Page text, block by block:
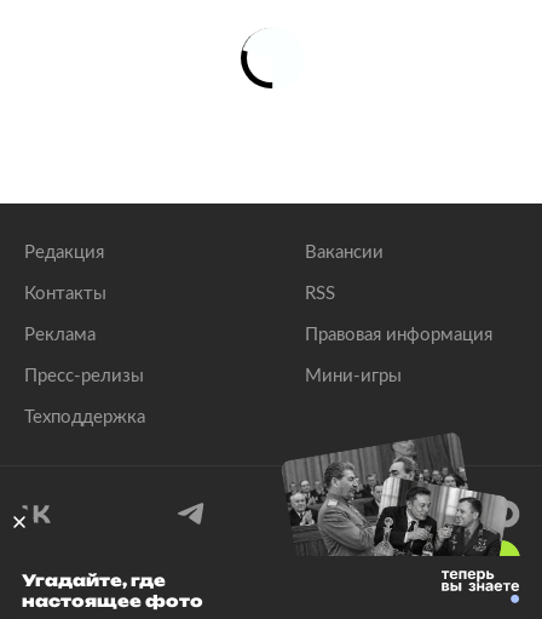
Редакция
Контакты
Реклама
Пресс-релизы
Техподдержка
Вакансии
RSS
Правовая информация
Мини-игры
© 1999–2026 Все права защищены.
Угадайте, где
настоящее фото